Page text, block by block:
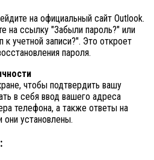
на официальный сайт Outlook.
на ссылку "Забыли пароль?" или
учетной записи?". Это откроет
пароля.
чтобы подтвердить вашу
в себя ввод вашего адреса
телефона, а также ответы на
они установлены.